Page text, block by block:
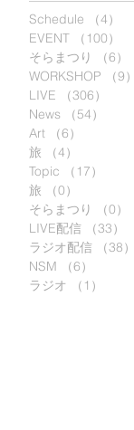
Schedule
（4）
EVENT
（100）
そらまつり
（6）
WORKSHOP
（9）
LIVE
（306）
News
（54）
Art
（6）
旅
（4）
Topic
（17）
旅
（0）
そらまつり
（0）
LIVE配信
（33）
ラジオ配信
（38）
NSM
（6）
ラジオ
（1）